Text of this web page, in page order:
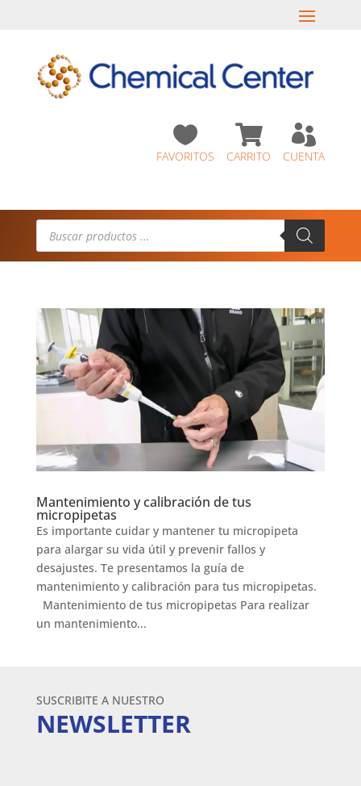

CUENTA

CARRITO

FAVORITOS
Búsqueda
productos
Mantenimiento y calibración de tus
micropipetas
Es importante cuidar y mantener tu micropipeta
para alargar su vida útil y prevenir fallos y
desajustes. Te presentamos la guía de
mantenimiento y calibración para tus micropipetas.
Mantenimiento de tus micropipetas Para realizar
un mantenimiento...
SUSCRIBITE A NUESTRO
NEWSLETTER